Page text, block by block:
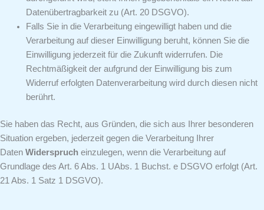
Datenübertragbarkeit zu (Art. 20 DSGVO).
Falls Sie in die Verarbeitung eingewilligt haben und die
Verarbeitung auf dieser Einwilligung beruht, können Sie die
Einwilligung jederzeit für die Zukunft widerrufen. Die
Rechtmäßigkeit der aufgrund der Einwilligung bis zum
Widerruf erfolgten Datenverarbeitung wird durch diesen nicht
berührt.
Sie haben das Recht, aus Gründen, die sich aus Ihrer besonderen
Situation ergeben, jederzeit gegen die Verarbeitung Ihrer
Daten Widerspruch einzulegen, wenn die Verarbeitung auf
Grundlage des Art. 6 Abs. 1 UAbs. 1 Buchst. e DSGVO erfolgt (Art.
21 Abs. 1 Satz 1 DSGVO).